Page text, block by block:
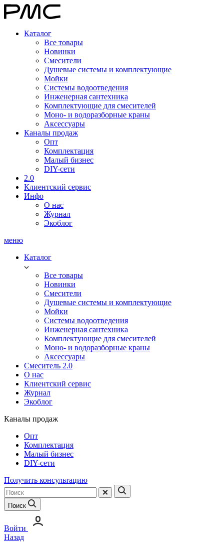
Каталог
Все товары
Новинки
Смесители
Душевые системы и комплектующие
Мойки
Системы водоотведения
Инженерная сантехника
Комплектующие для смесителей
Моно- и водоразборные краны
Аксессуары
Каналы продаж
Опт
Комплектация
Малый бизнес
DIY-сети
2.0
Клиентский сервис
Инфо
О нас
Журнал
Экоблог
меню
Каталог
Все товары
Новинки
Смесители
Душевые системы и комплектующие
Мойки
Системы водоотведения
Инженерная сантехника
Комплектующие для смесителей
Моно- и водоразборные краны
Аксессуары
Смеситель 2.0
О нас
Клиентский сервис
Журнал
Экоблог
Каналы продаж
Опт
Комплектация
Малый бизнес
DIY-сети
Получить консультацию
Поиск
Войти
Назад